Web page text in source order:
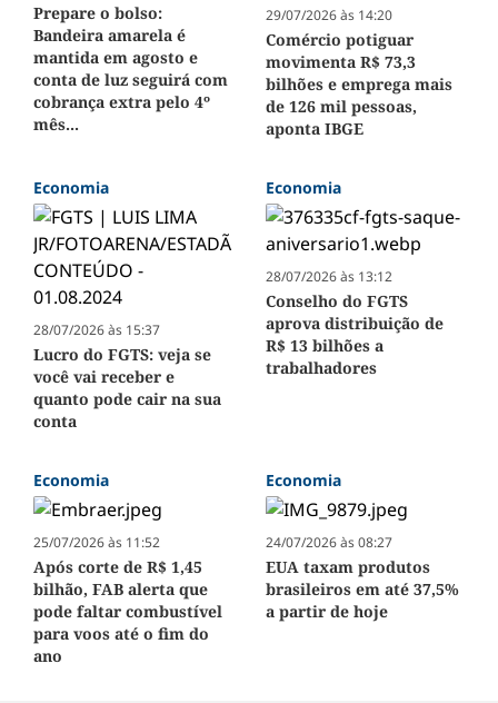
Prepare o bolso:
Bandeira amarela é
mantida em agosto e
conta de luz seguirá com
cobrança extra pelo 4º
mês...
29/07/2026 às 14:20
Comércio potiguar
movimenta R$ 73,3
bilhões e emprega mais
de 126 mil pessoas,
aponta IBGE
Economia
28/07/2026 às 15:37
Lucro do FGTS: veja se
você vai receber e
quanto pode cair na sua
conta
Economia
28/07/2026 às 13:12
Conselho do FGTS
aprova distribuição de
R$ 13 bilhões a
trabalhadores
Economia
25/07/2026 às 11:52
Após corte de R$ 1,45
bilhão, FAB alerta que
pode faltar combustível
para voos até o fim do
ano
Economia
24/07/2026 às 08:27
EUA taxam produtos
brasileiros em até 37,5%
a partir de hoje